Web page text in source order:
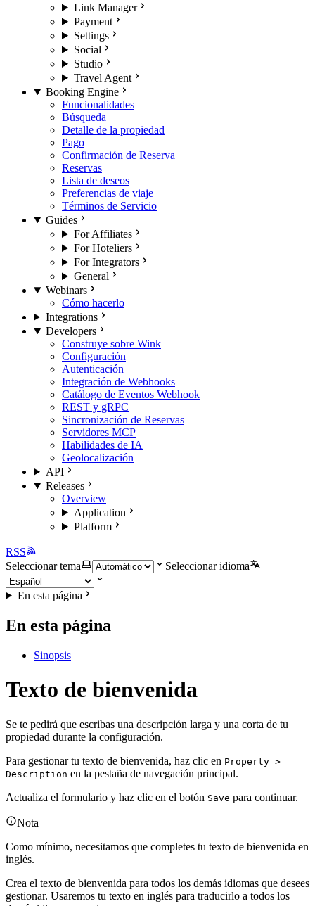
Link Manager
Payment
Settings
Social
Studio
Travel Agent
Booking Engine
Funcionalidades
Búsqueda
Detalle de la propiedad
Pago
Confirmación de Reserva
Reservas
Lista de deseos
Preferencias de viaje
Términos de Servicio
Guides
For Affiliates
For Hoteliers
For Integrators
General
Webinars
Cómo hacerlo
Integrations
Developers
Construye sobre Wink
Configuración
Autenticación
Integración de Webhooks
Catálogo de Eventos Webhook
REST y gRPC
Sincronización de Reservas
Servidores MCP
Habilidades de IA
Geolocalización
API
Releases
Overview
Application
Platform
RSS
Seleccionar tema
Seleccionar idioma
En esta página
En esta página
Sinopsis
Texto de bienvenida
Se te pedirá que escribas una descripción larga y una corta de tu
propiedad durante la configuración.
Para gestionar tu texto de bienvenida, haz clic en Property >
Description en la pestaña de navegación principal.
Actualiza el formulario y haz clic en el botón Save para continuar.
Nota
Como mínimo, necesitamos que completes tu texto de bienvenida en
inglés.
Crea el texto de bienvenida para todos los demás idiomas que desees
gestionar. Usaremos tu texto en inglés para traducirlo a todos los